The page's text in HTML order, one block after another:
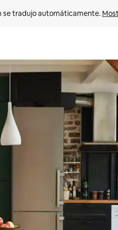
se tradujo automáticamente.
hacia arriba y hacia abajo o